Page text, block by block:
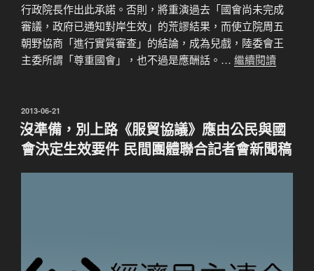
行政院長作出此承諾。否則，將重演過去「國會尚未完成
審議，政府已通知對岸生效」的荒謬結果，而使立院周五
朝野協商「進行實質審查」的結論，成為兒戲，陸委會王
主委所謂「尊重國會」，也不過是應酬話。… 繼續閱讀
發
佈
於
2013-06-21
沒準備，別上路《服貿協議》應由公民與國
會決定生效要件 民間團體聯合記者會新聞稿